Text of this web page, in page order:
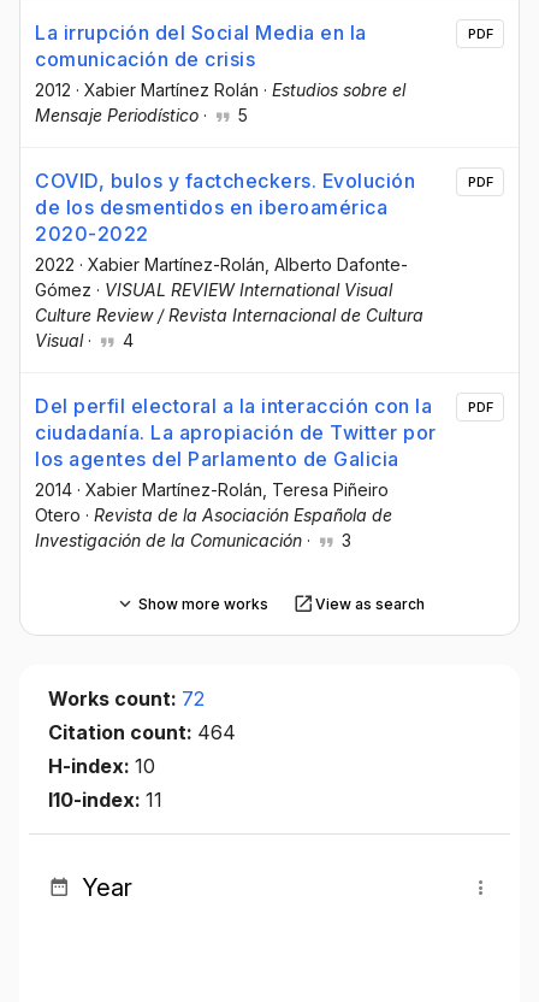
La irrupción del Social Media en la
comunicación de crisis
2012 · Xabier Martínez Rolán · Estudios sobre el
Mensaje Periodístico · 5
PDF
COVID, bulos y factcheckers. Evolución
de los desmentidos en iberoamérica
2020-2022
2022 · Xabier Martínez-Rolán , Alberto Dafonte-
Gómez · VISUAL REVIEW International Visual
Culture Review / Revista Internacional de Cultura
Visual· 4
PDF
Del perfil electoral a la interacción con la
ciudadanía. La apropiación de Twitter por
los agentes del Parlamento de Galicia
2014 · Xabier Martínez-Rolán , Teresa Piñeiro
Otero · Revista de la Asociación Española de
Investigación de la Comunicación · 3
PDF
Show more works View as search
Works count: 72
Citation count: 464
H-index: 10
I10-index: 11
Year